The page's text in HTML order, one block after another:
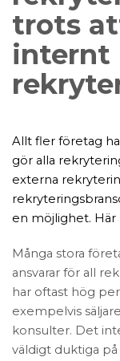
trots
internt
Allt fler företag
gör alla
externa
en möjlighet. Här
Många stora
ansvarar för all
har oftast hög
exempelvis
konsulter. Det
väldigt duktiga